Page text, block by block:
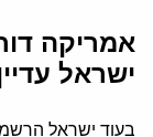
אמריקה
ישראל
בעוד ישראל